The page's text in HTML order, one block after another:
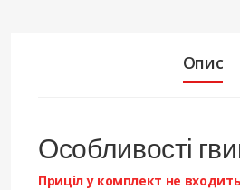
Опис
Особливості
Приціл у комплект не входить